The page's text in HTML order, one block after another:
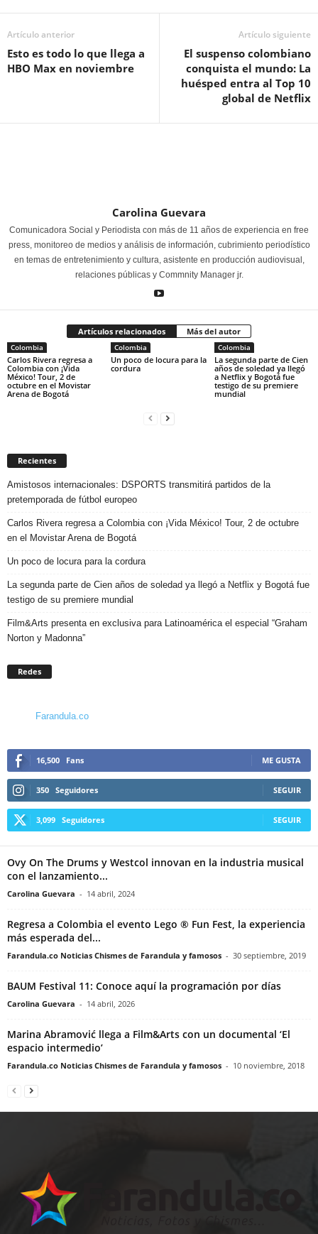
Artículo anterior
Esto es todo lo que llega a
HBO Max en noviembre
Artículo siguiente
El suspenso colombiano
conquista el mundo: La
huésped entra al Top 10
global de Netflix
Carolina Guevara
Comunicadora Social y Periodista con más de 11 años de experiencia en free
press, monitoreo de medios y análisis de información, cubrimiento periodístico
en temas de entretenimiento y cultura, asistente en producción audiovisual,
relaciones públicas y Commnity Manager jr.
Artículos relacionados Más del autor
Colombia
Carlos Rivera regresa a
Colombia con ¡Vida
México! Tour, 2 de
octubre en el Movistar
Arena de Bogotá
Colombia
Un poco de locura para la
cordura
Colombia
La segunda parte de Cien
años de soledad ya llegó
a Netflix y Bogotá fue
testigo de su premiere
mundial
Recientes
Amistosos internacionales: DSPORTS transmitirá partidos de la
pretemporada de fútbol europeo
Carlos Rivera regresa a Colombia con ¡Vida México! Tour, 2 de octubre
en el Movistar Arena de Bogotá
Un poco de locura para la cordura
La segunda parte de Cien años de soledad ya llegó a Netflix y Bogotá fue
testigo de su premiere mundial
Film&Arts presenta en exclusiva para Latinoamérica el especial “Graham
Norton y Madonna”
Redes
Farandula.co
16,500 Fans ME GUSTA
350 Seguidores SEGUIR
3,099 Seguidores SEGUIR
Ovy On The Drums y Westcol innovan en la industria musical
con el lanzamiento...
Carolina Guevara - 14 abril, 2024
Regresa a Colombia el evento Lego ® Fun Fest, la experiencia
más esperada del...
Farandula.co Noticias Chismes de Farandula y famosos - 30 septiembre, 2019
BAUM Festival 11: Conoce aquí la programación por días
Carolina Guevara - 14 abril, 2026
Marina Abramović llega a Film&Arts con un documental ‘El
espacio intermedio’
Farandula.co Noticias Chismes de Farandula y famosos - 10 noviembre, 2018